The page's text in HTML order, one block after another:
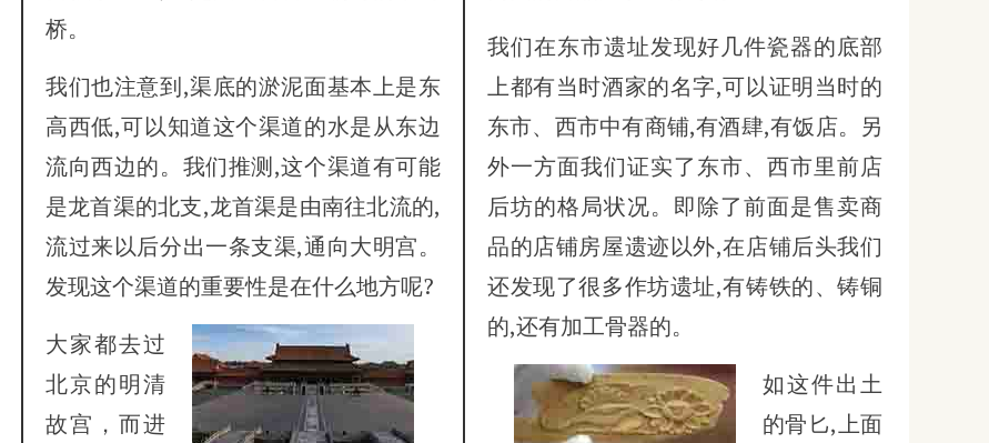
桥。
我们也注意到,渠底的淤泥面基本上是东
高西低,可以知道这个渠道的水是从东边
流向西边的。我们推测,这个渠道有可能
是龙首渠的北支,龙首渠是由南往北流的,
流过来以后分出一条支渠,通向大明宫。
发现这个渠道的重要性是在什么地方呢?
大家都去过
北京的明清
故宫，而进
我们在东市遗址发现好几件瓷器的底部
上都有当时酒家的名字,可以证明当时的
东市、西市中有商铺,有酒肆,有饭店。另
外一方面我们证实了东市、西市里前店
后坊的格局状况。即除了前面是售卖商
品的店铺房屋遗迹以外,在店铺后头我们
还发现了很多作坊遗址,有铸铁的、铸铜
的,还有加工骨器的。
如这件出土
的骨匕,上面